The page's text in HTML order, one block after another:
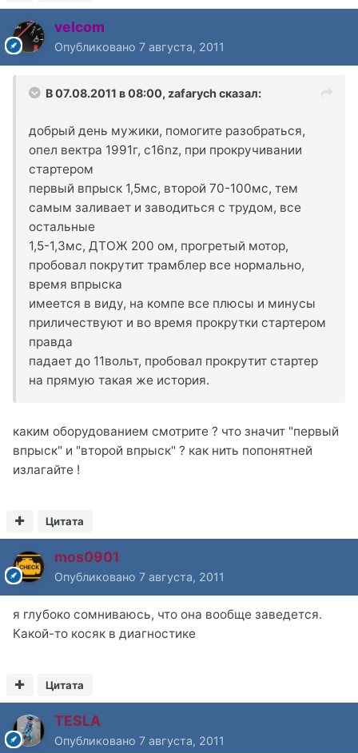
velcom
Опубликовано 7 августа, 2011
В 07.08.2011 в 08:00, zafarych сказал:
добрый день мужики, помогите разобраться,
опел вектра 1991г, с16nz, при прокручивании
стартером
первый впрыск 1,5мс, второй 70-100мс, тем
самым заливает и заводиться с трудом, все
остальные
1,5-1,3мс, ДТОЖ 200 ом, прогретый мотор,
пробовал покрутит трамблер все нормально,
время впрыска
имеется в виду, на компе все плюсы и минусы
приличествуют и во время прокрутки стартером
правда
падает до 11вольт, пробовал прокрутит стартер
на прямую такая же история.
каким оборудованием смотрите ? что значит "первый
впрыск" и "второй впрыск" ? как нить попонятней
излагайте !
Цитата
mos0901
Опубликовано 7 августа, 2011
я глубоко сомниваюсь, что она вообще заведется.
Какой-то косяк в диагностике
Цитата
TESLA
Опубликовано 7 августа, 2011